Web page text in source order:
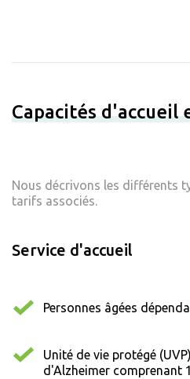
Capacités d'accueil
Nous décrivons les différents
tarifs associés.
Service d'accueil
Personnes âgées
Unité de vie protégé
d'Alzheimer comprenant